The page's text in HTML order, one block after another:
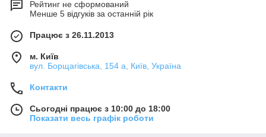
Рейтинг не сформований
Менше 5 відгуків за останній рік
Працює з 26.11.2013
м. Київ
вул. Борщагівська, 154 а, Київ, Україна
Контакти
Сьогодні працює з 10:00 до 18:00
Показати весь графік роботи